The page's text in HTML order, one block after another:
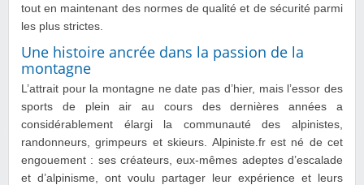
tout en maintenant des normes de qualité et de sécurité parmi
les plus strictes.
Une histoire ancrée dans la passion de la
montagne
L’attrait pour la montagne ne date pas d’hier, mais l’essor des
sports de plein air au cours des dernières années a
considérablement élargi la communauté des alpinistes,
randonneurs, grimpeurs et skieurs. Alpiniste.fr est né de cet
engouement : ses créateurs, eux-mêmes adeptes d’escalade
et d’alpinisme, ont voulu partager leur expérience et leurs